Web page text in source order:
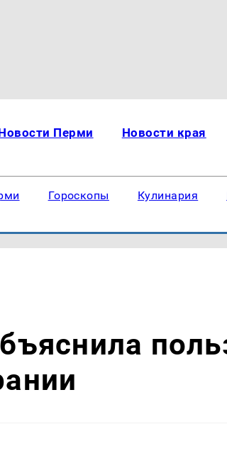
Перми Новости края
Гороскопы Кулинария